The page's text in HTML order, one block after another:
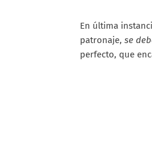
En última
patronaje, se
perfecto, que